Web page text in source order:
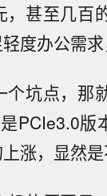
，甚至几百
度办公需求
坑点，那
PCIe3.0
涨，显然是